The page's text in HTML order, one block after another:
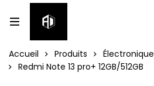
Accueil Produits
Électronique
Redmi Note 13 pro+ 12GB/512GB